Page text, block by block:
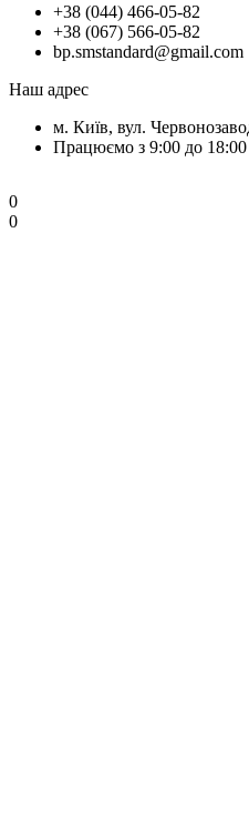
+38 (044) 466-05-82
+38 (067) 566-05-82
bp.smstandard@gmail.com
Наш адрес
м. Київ, вул.
Працюємо з 9:00 до 18:00
0
0